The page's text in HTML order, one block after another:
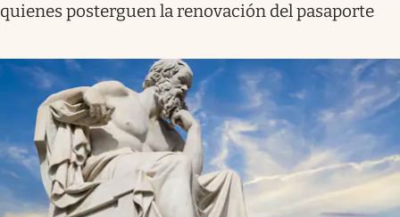
quienes posterguen la renovación del pasaporte